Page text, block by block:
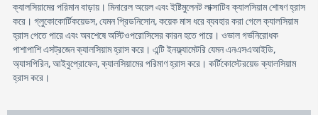
ক্যালসিয়ামের পরিমান বাড়ায়। মিনারেল অয়েল এবং ইষ্টিমুলেনট লাক্সাটিব ক্যালসিয়াম শোষণ হ্রাস
করে। গ্লুকোকোর্টিকয়েডস, যেমন প্রিডনিসোন, কয়েক মাস ধরে ব্যবহার করা গেলে ক্যালসিয়াম
হ্রাস পেতে পারে এবং অবশেষে অস্টিওপরোসিসের কারন হতে পারে। ওভাল গর্ভনিরোধক
পাশাপাশি এসট্রজেন ক্যালসিয়াম হ্রাস করে। এন্টি ইনফ্ল্যামেটরি যেমন এনএসএআইডি,
অ্যাসপিরিন, আইবুপ্রোফেন, ক্যালসিয়ামের পরিমাণ হ্রাস করে। কর্টিকোস্টেরয়েড ক্যালসিয়াম
হ্রাস করে।